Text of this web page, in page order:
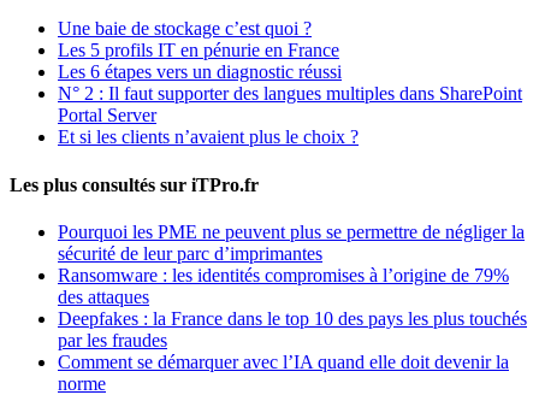
Une baie de stockage c’est quoi ?
Les 5 profils IT en pénurie en France
Les 6 étapes vers un diagnostic réussi
N° 2 : Il faut supporter des langues multiples dans SharePoint
Portal Server
Et si les clients n’avaient plus le choix ?
Les plus consultés sur iTPro.fr
Pourquoi les PME ne peuvent plus se permettre de négliger la
sécurité de leur parc d’imprimantes
Ransomware : les identités compromises à l’origine de 79%
des attaques
Deepfakes : la France dans le top 10 des pays les plus touchés
par les fraudes
Comment se démarquer avec l’IA quand elle doit devenir la
norme